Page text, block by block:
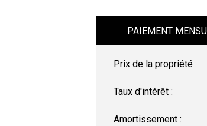
PAIEMENT
Prix de la propriété :
Taux d'intérêt :
Amortissement :